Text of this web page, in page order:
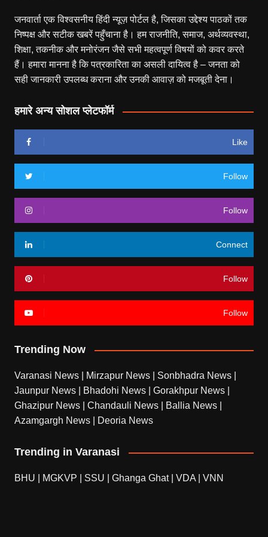
जनवार्ता एक विश्वसनीय हिंदी न्यूज़ पोर्टल है, जिसका उद्देश्य पाठकों तक
निष्पक्ष और सटीक खबरें पहुँचाना है। हम राजनीति, समाज, अर्थव्यवस्था,
शिक्षा, तकनीक और मनोरंजन जैसे सभी महत्वपूर्ण विषयों को कवर करते
हैं। हमारा मानना है कि पत्रकारिता का असली दायित्व है – जनता को
सही जानकारी उपलब्ध कराना और उनकी आवाज़ को मजबूती देना।
हमारे अन्य सोशल प्लेटफॉर्म
Like
Follow
Follow
Connect
Follow
Follow
Trending Now
Varanasi News Mirzapur News Sonbhadra News
Jaunpur News
Bhadohi News Gorakhpur News
Ghazipur News
Chandauli News Ballia News
Azamgargh News
Deoria News
Trending in Varanasi
BHU MGKVP SSU Ghanga Ghat| VDA VNN